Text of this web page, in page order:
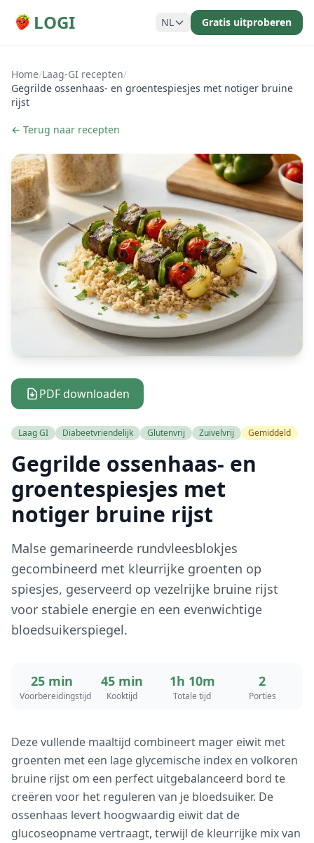
LOGI NL Gratis uitproberen
Home/Laag-GI recepten/
Gegrilde ossenhaas- en groentespiesjes met notiger bruine
rijst
← Terug naar recepten
PDF downloaden
Laag GI Diabeetvriendelijk Glutenvrij Zuivelvrij Gemiddeld
Gegrilde ossenhaas- en
groentespiesjes met
notiger bruine rijst
Malse gemarineerde rundvleesblokjes
gecombineerd met kleurrijke groenten op
spiesjes, geserveerd op vezelrijke bruine rijst
voor stabiele energie en een evenwichtige
bloedsuikerspiegel.
25 min
Voorbereidingstijd
45 min
Kooktijd
1h 10m
Totale tijd
2
Porties
Deze vullende maaltijd combineert mager eiwit met
groenten met een lage glycemische index en volkoren
bruine rijst om een perfect uitgebalanceerd bord te
creëren voor het reguleren van je bloedsuiker. De
ossenhaas levert hoogwaardig eiwit dat de
glucoseopname vertraagt, terwijl de kleurrijke mix van